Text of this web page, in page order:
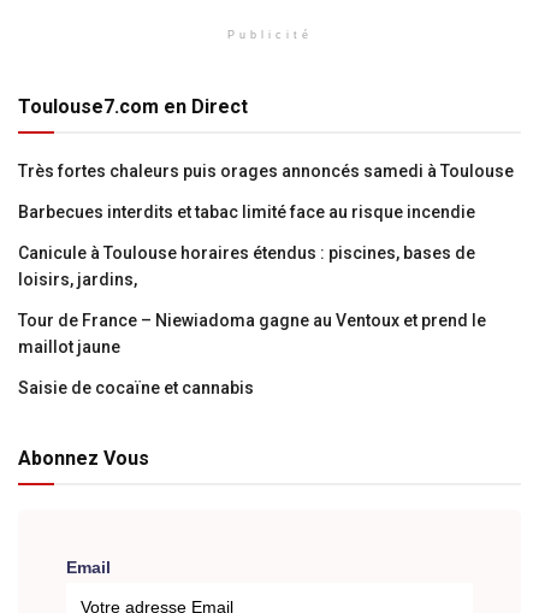
Publicité
Toulouse7.com en Direct
Très fortes chaleurs puis orages annoncés samedi à Toulouse
Barbecues interdits et tabac limité face au risque incendie
Canicule à Toulouse horaires étendus : piscines, bases de
loisirs, jardins,
Tour de France – Niewiadoma gagne au Ventoux et prend le
maillot jaune
Saisie de cocaïne et cannabis
Abonnez Vous
Email